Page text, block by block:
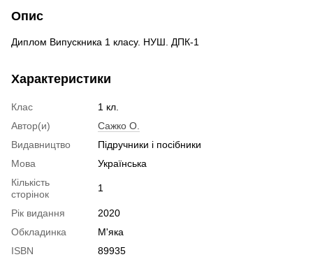
Опис
Диплом Випускника 1 класу. НУШ. ДПК-1
Характеристики
Клас
1 кл.
Автор(и)
Сажко О.
Видавництво
Підручники і посібники
Мова
Українська
Кількість
сторінок
1
Рік видання
2020
Обкладинка
М'яка
ISBN
89935